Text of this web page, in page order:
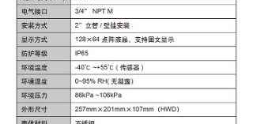
넸发展历程
넸业务发展
ꁇ传感技术